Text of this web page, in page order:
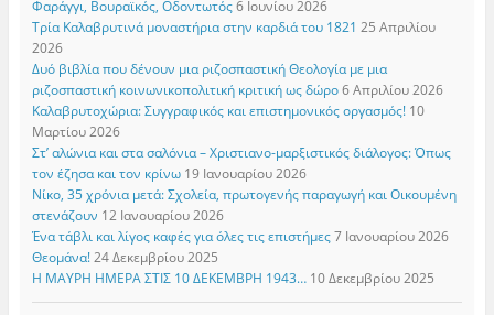
Φαράγγι, Βουραϊκός, Οδοντωτός 6 Ιουνίου 2026
Τρία Καλαβρυτινά μοναστήρια στην καρδιά του 1821 25 Απριλίου
2026
Δυό βιβλία που δένουν μια ριζοσπαστική Θεολογία με μια
ριζοσπαστική κοινωνικοπολιτική κριτική ως δώρο 6 Απριλίου 2026
Καλαβρυτοχώρια: Συγγραφικός και επιστημονικός οργασμός! 10
Μαρτίου 2026
Στ’ αλώνια και στα σαλόνια – Χριστιανο-μαρξιστικός διάλογος: Όπως
τον έζησα και τον κρίνω 19 Ιανουαρίου 2026
Νίκο, 35 χρόνια μετά: Σχολεία, πρωτογενής παραγωγή και Οικουμένη
στενάζουν 12 Ιανουαρίου 2026
Ένα τάβλι και λίγος καφές για όλες τις επιστήμες 7 Ιανουαρίου 2026
Θεομάνα! 24 Δεκεμβρίου 2025
Η ΜΑΥΡΗ ΗΜΕΡΑ ΣΤΙΣ 10 ΔΕΚΕΜΒΡΗ 1943… 10 Δεκεμβρίου 2025